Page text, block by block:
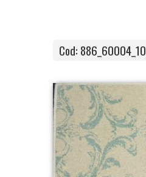
Become
Partner
Cod: 886_60004_10